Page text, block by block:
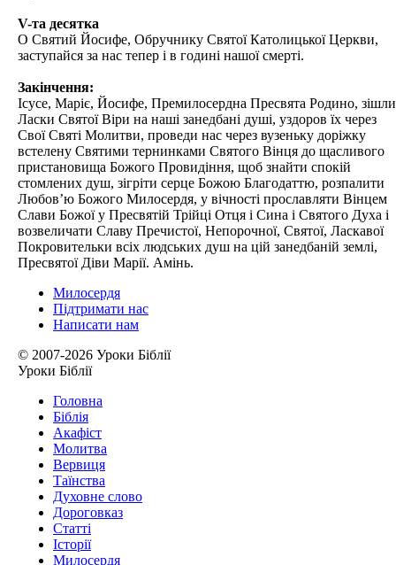
V-та десятка
О Святий Йосифе, Обручнику Святої Католицької Церкви,
заступайся за нас тепер і в годині нашої смерті.
Закінчення:
Ісусе, Маріє, Йосифе, Премилосердна Пресвята Родино, зішли
Ласки Святої Віри на наші занедбані душі, уздоров їх через
Свої Святі Молитви, проведи нас через вузеньку доріжку
встелену Святими тернинками Святого Вінця до щасливого
пристановища Божого Провидіння, щоб знайти спокій
стомлених душ, зігріти серце Божою Благодаттю, розпалити
Любов’ю Божого Милосердя, у вічності прославляти Вінцем
Слави Божої у Пресвятій Трійці Отця і Сина і Святого Духа і
возвеличати Славу Пречистої, Непорочної, Святої, Ласкавої
Покровительки всіх людських душ на цій занедбаній землі,
Пресвятої Діви Марії. Амінь.
Милосердя
Підтримати нас
Написати нам
© 2007-2026 Уроки Біблії
Уроки Біблії
Головна
Біблія
Акафіст
Молитва
Вервиця
Таїнства
Духовне слово
Дороговказ
Cтатті
Історії
Милосердя